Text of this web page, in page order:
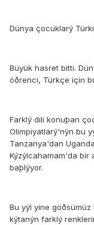
Dünya çocuklarý
Büyük hasret bitti.
öðrenci, Türkçe için
Farklý dili konuþan
Olimpiyatlarý'nýn bu
Tanzanya'dan
Kýzýlcahamam'da bir
baþlýyor.
Bu yýl yine
kýtanýn farklý